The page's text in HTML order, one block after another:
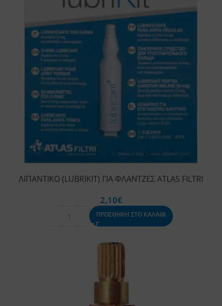
ΛΙΠΑΝΤΙΚΟ (LUBRIKIT) ΓΙΑ ΦΛΑΝΤΖΕΣ ATLAS FILTRI
2,10€
ΠΡΟΣΘΗΚΗ ΣΤΟ ΚΑΛΑΘΙ